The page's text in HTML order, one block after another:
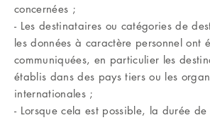
concernées ;
- Les destinataires ou catégories de
les données à caractère personnel ont
communiquées, en particulier les
établis dans des pays tiers ou les
internationales ;
- Lorsque cela est possible, la durée